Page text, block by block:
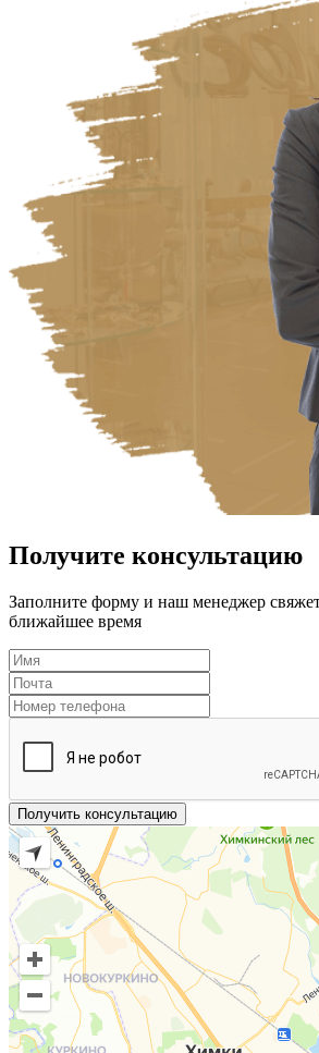
1
2
3
4
5
6
7
Получите консультацию
Заполните форму и наш менеджер
ближайшее время
Получить консультацию